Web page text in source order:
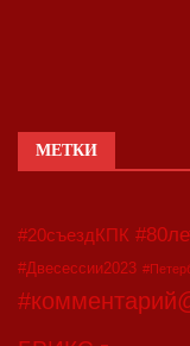
МЕТКИ
#20съездКПК
#Двесессии2023